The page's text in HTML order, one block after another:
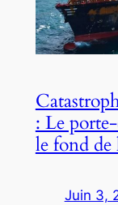
: Le
le fond de
Juin 3,